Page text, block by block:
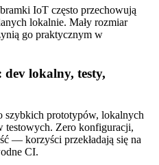
IoT często przechowują
lokalnie. Mały rozmiar
go praktycznym w
dev lokalny, testy,
prototypów, lokalnych
testowych. Zero konfiguracji,
— korzyści przekładają się na
CI.